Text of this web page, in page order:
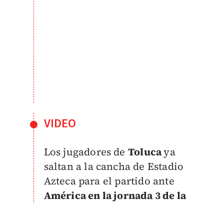
VIDEO
Los jugadores de Tolucaya
saltan a la cancha de Estadio
Azteca para el partido ante
América en la jornada 3 de la